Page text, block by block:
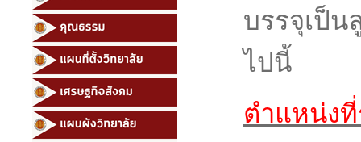
บรรจุเป็น
ไปนี้
ตำแหน่ง